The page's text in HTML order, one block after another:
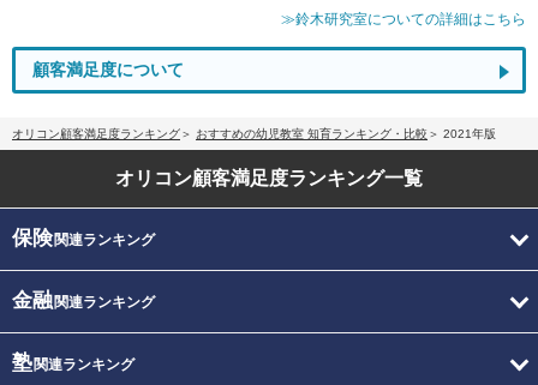
≫鈴木研究室についての詳細はこちら
顧客満足度について
オリコン顧客満足度ランキング おすすめの幼児教室 知育ランキング・比較 2021年版
オリコン顧客満足度ランキング一覧
保険関連ランキング
金融関連ランキング
塾関連ランキング